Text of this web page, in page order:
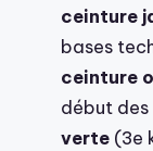
ceinture
bases
ceinture
début des
verte (3e